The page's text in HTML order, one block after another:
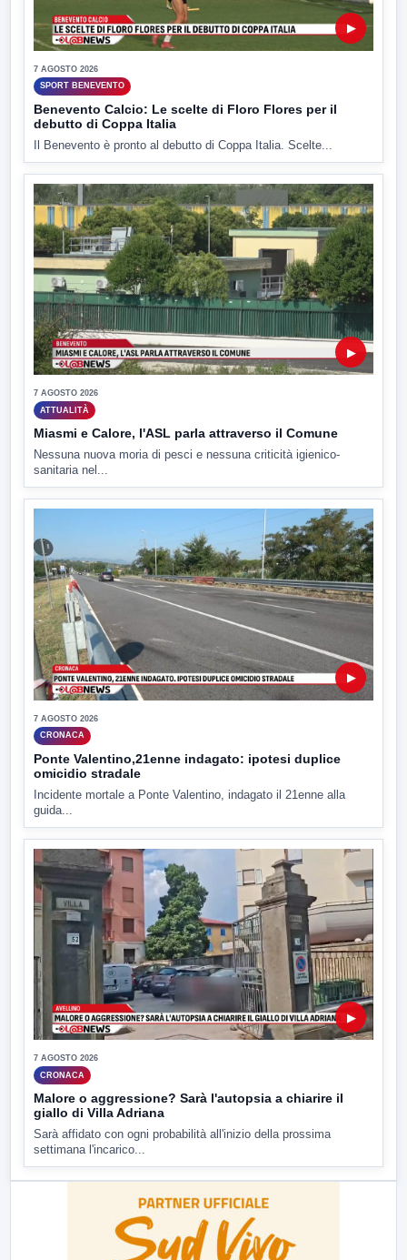
▶
7 AGOSTO 2026
SPORT BENEVENTO
Benevento Calcio: Le scelte di Floro Flores per il
debutto di Coppa Italia
Il Benevento è pronto al debutto di Coppa Italia. Scelte...
▶
7 AGOSTO 2026
ATTUALITÀ
Miasmi e Calore, l'ASL parla attraverso il Comune
Nessuna nuova moria di pesci e nessuna criticità igienico-
sanitaria nel...
▶
7 AGOSTO 2026
CRONACA
Ponte Valentino,21enne indagato: ipotesi duplice
omicidio stradale
Incidente mortale a Ponte Valentino, indagato il 21enne alla
guida...
▶
7 AGOSTO 2026
CRONACA
Malore o aggressione? Sarà l'autopsia a chiarire il
giallo di Villa Adriana
Sarà affidato con ogni probabilità all'inizio della prossima
settimana l'incarico...